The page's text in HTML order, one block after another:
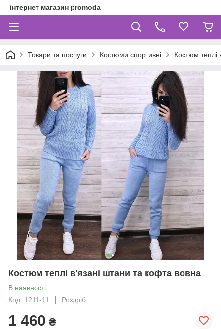
інтернет магазин promoda
Товари та послуги Костюми спортивні Костюм теплі
Костюм теплі в'язані штани та кофта вовна
В наявності
Код: 1211-11
Роздріб
1 460 ₴